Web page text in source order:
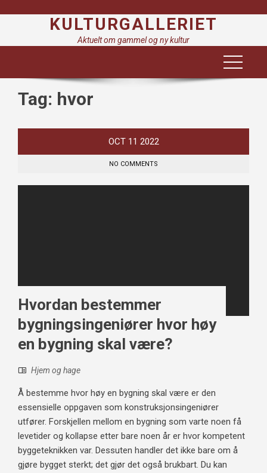
KULTURGALLERIET
Aktuelt om gammel og ny kultur
Tag: hvor
OCT 11 2022
NO COMMENTS
Hvordan bestemmer
bygningsingeniører hvor høy
en bygning skal være?
Hjem og hage
Å bestemme hvor høy en bygning skal være er den
essensielle oppgaven som konstruksjonsingeniører
utfører. Forskjellen mellom en bygning som varte noen få
levetider og kollapse etter bare noen år er hvor kompetent
byggeteknikken var. Dessuten handler det ikke bare om å
gjøre bygget sterkt; det gjør det også brukbart. Du kan